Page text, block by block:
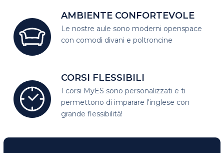
AMBIENTE CONFORTEVOLE
Le nostre aule sono moderni openspace
con comodi divani e poltroncine
CORSI FLESSIBILI
I corsi MyES sono personalizzati eti
permettono di imparare l'inglese con
grande flessibilità!